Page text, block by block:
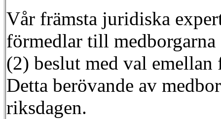
Vår främsta juridiska
förmedlar till
(2) beslut med val
Detta berövande av
riksdagen.